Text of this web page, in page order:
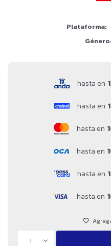
Plataforma
Género
hasta en
hasta en
hasta en
hasta en
hasta en
hasta en
1